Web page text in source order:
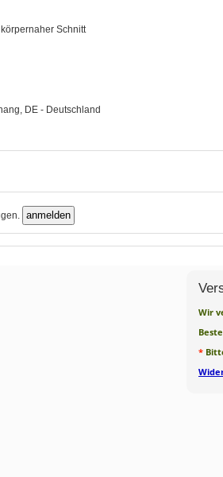
Schnitt
DE - Deutschland
Wir
*